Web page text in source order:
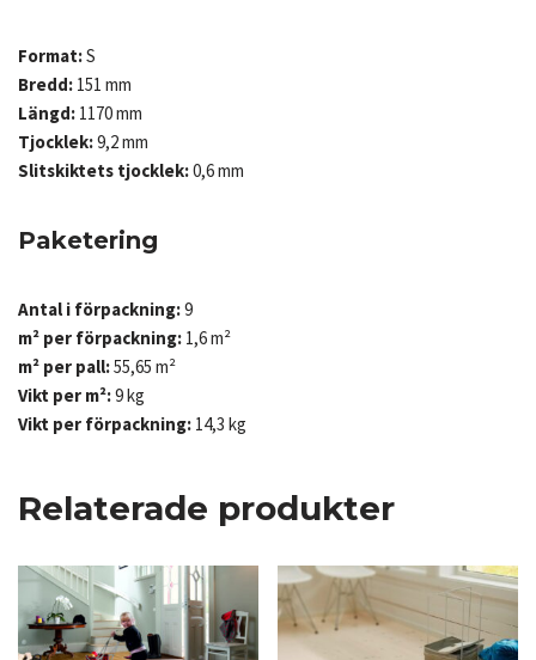
Format:S
Bredd: 151 mm
Längd: 1170 mm
Tjocklek:9,2 mm
Slitskiktets tjocklek:0,6 mm
Paketering
Antal i förpackning:9
m² per förpackning: 1,6 m²
m² per pall:55,65 m²
Vikt per m²:9 kg
Vikt per förpackning: 14,3 kg
Relaterade produkter